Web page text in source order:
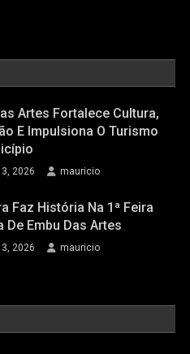
Artes Fortalece Cultura,
E Impulsiona O Turismo
2026 mauricio
Faz História Na 1ª Feira
De Embu Das Artes
2026 mauricio